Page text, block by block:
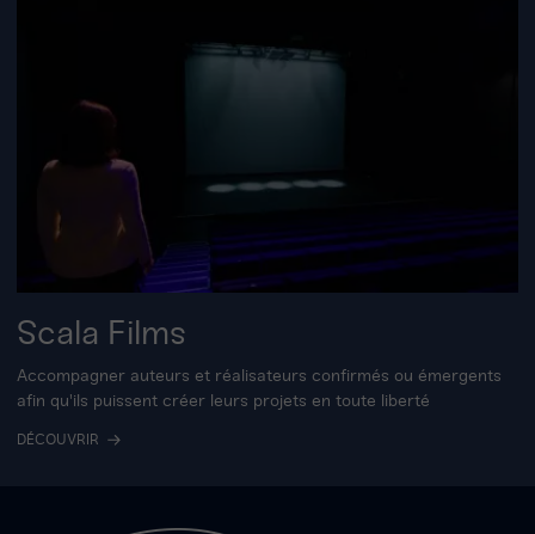
Scala Films
Accompagner auteurs et réalisateurs confirmés ou émergents
afin qu'ils puissent créer leurs projets en toute liberté
DÉCOUVRIR